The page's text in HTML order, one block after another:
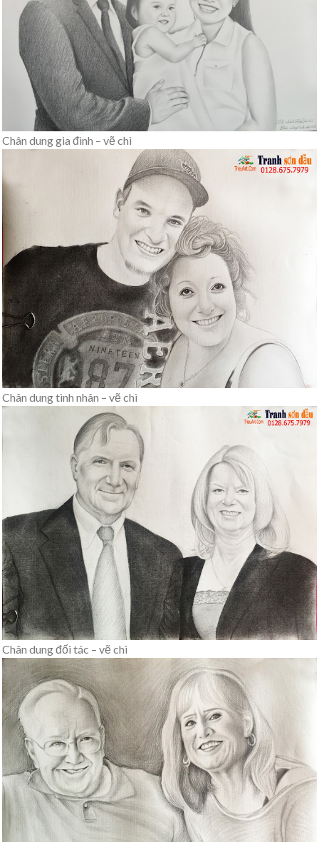
Chân dung gia đình – vẽ chì
Chân dung tình nhân – vẽ chì
Chân dung đối tác – vẽ chì